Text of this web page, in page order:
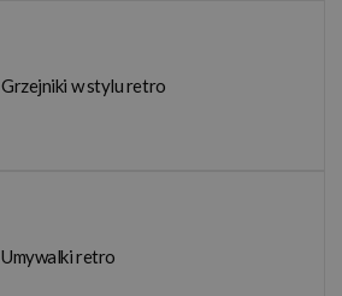
Grzejniki w stylu retro
Umywalki retro